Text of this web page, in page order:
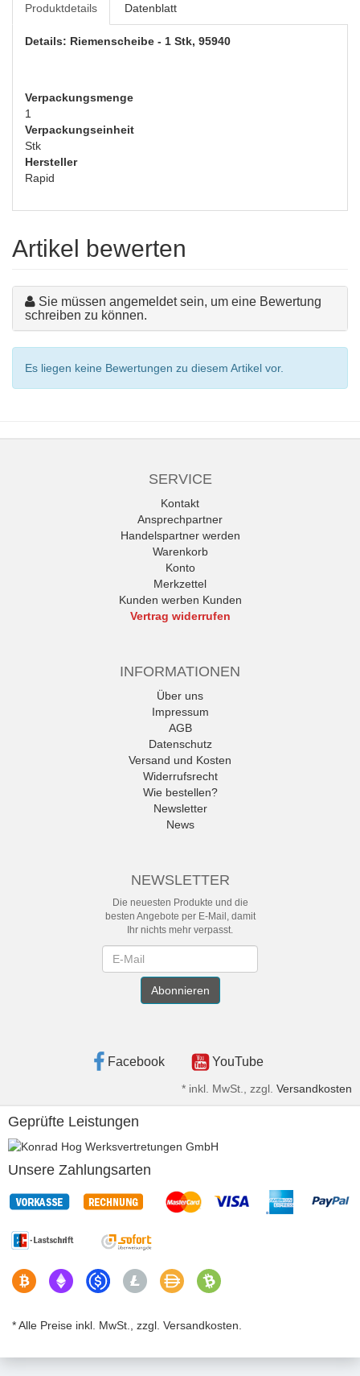
Produktdetails Datenblatt
Details: Riemenscheibe - 1 Stk, 95940
Verpackungsmenge
1
Verpackungseinheit
Stk
Hersteller
Rapid
Artikel bewerten
Sie müssen angemeldet sein, um eine Bewertung
schreiben zu können.
Es liegen keine Bewertungen zu diesem Artikel vor.
SERVICE
Kontakt
Ansprechpartner
Handelspartner werden
Warenkorb
Konto
Merkzettel
Kunden werben Kunden
Vertrag widerrufen
INFORMATIONEN
Über uns
Impressum
AGB
Datenschutz
Versand und Kosten
Widerrufsrecht
Wie bestellen?
Newsletter
News
NEWSLETTER
Die neuesten Produkte und die
besten Angebote per E-Mail, damit
Ihr nichts mehr verpasst.
Abonnieren
Facebook YouTube
* inkl. MwSt., zzgl. Versandkosten
Geprüfte Leistungen
Unsere Zahlungsarten
* Alle Preise inkl. MwSt., zzgl. Versandkosten.